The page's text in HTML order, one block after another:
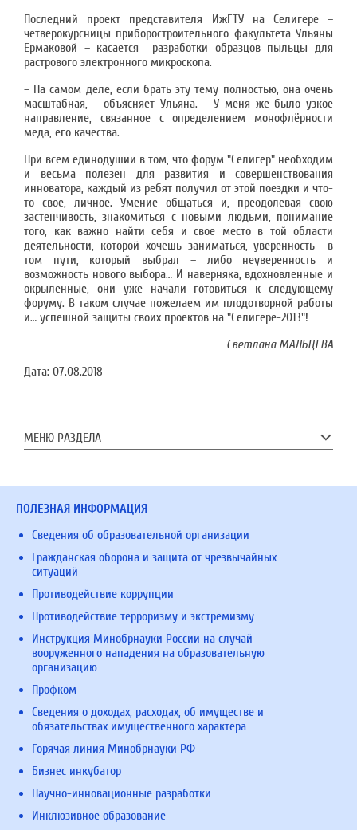
Последний проект представителя ИжГТУ на Селигере –
четверокурсницы приборостроительного факультета Ульяны
Ермаковой – касается разработки образцов пыльцы для
растрового электронного микроскопа.
– На самом деле, если брать эту тему полностью, она очень
масштабная, – объясняет Ульяна. – У меня же было узкое
направление, связанное с определением монофлёрности
меда, его качества.
При всем единодушии в том, что форум "Селигер" необходим
и весьма полезен для развития и совершенствования
инноватора, каждый из ребят получил от этой поездки и что-
то свое, личное. Умение общаться и, преодолевая свою
застенчивость, знакомиться с новыми людьми, понимание
того, как важно найти себя и свое место в той области
деятельности, которой хочешь заниматься, уверенность в
том пути, который выбрал – либо неуверенность и
возможность нового выбора… И наверняка, вдохновленные и
окрыленные, они уже начали готовиться к следующему
форуму. В таком случае пожелаем им плодотворной работы
и… успешной защиты своих проектов на "Селигере-2013"!
Светлана МАЛЬЦЕВА
Дата: 07.08.2018
МЕНЮ РАЗДЕЛА
ПОЛЕЗНАЯ ИНФОРМАЦИЯ
Сведения об образовательной организации
Гражданская оборона и защита от чрезвычайных
ситуаций
Противодействие коррупции
Противодействие терроризму и экстремизму
Инструкция Минобрнауки России на случай
вооруженного нападения на образовательную
организацию
Профком
Сведения о доходах, расходах, об имуществе и
обязательствах имущественного характера
Горячая линия Минобрнауки РФ
Бизнес инкубатор
Научно-инновационные разработки
Инклюзивное образование